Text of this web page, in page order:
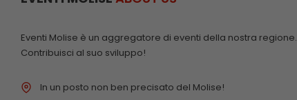
Eventi Molise è un aggregatore di eventi della nostra regione.
Contribuisci al suo sviluppo!
In un posto non ben precisato del Molise!